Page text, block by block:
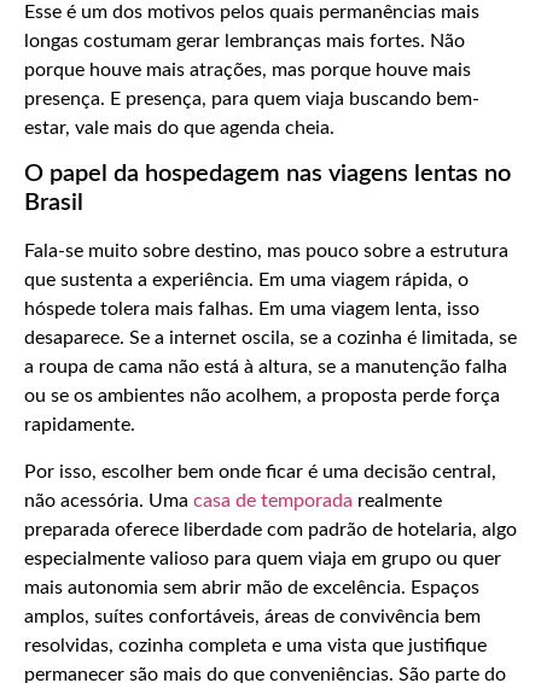
Esse é um dos motivos pelos quais permanências mais
longas costumam gerar lembranças mais fortes. Não
porque houve mais atrações, mas porque houve mais
presença. E presença, para quem viaja buscando bem-
estar, vale mais do que agenda cheia.
O papel da hospedagem nas viagens lentas no
Brasil
Fala-se muito sobre destino, mas pouco sobre a estrutura
que sustenta a experiência. Em uma viagem rápida, o
hóspede tolera mais falhas. Em uma viagem lenta, isso
desaparece. Se a internet oscila, se a cozinha é limitada, se
a roupa de cama não está à altura, se a manutenção falha
ou se os ambientes não acolhem, a proposta perde força
rapidamente.
Por isso, escolher bem onde ficar é uma decisão central,
não acessória. Uma casa de temporada realmente
preparada oferece liberdade com padrão de hotelaria, algo
especialmente valioso para quem viaja em grupo ou quer
mais autonomia sem abrir mão de excelência. Espaços
amplos, suítes confortáveis, áreas de convivência bem
resolvidas, cozinha completa e uma vista que justifique
permanecer são mais do que conveniências. São parte do